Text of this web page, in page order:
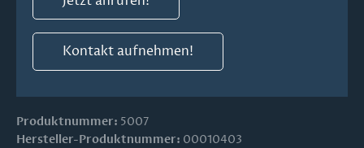
Kontakt aufnehmen!
Produktnummer: 5007
Hersteller-Produktnummer: 00010403